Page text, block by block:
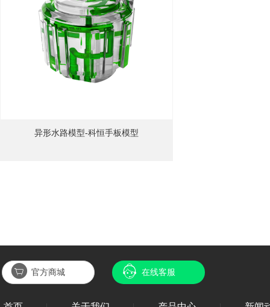
异形水路模型-科恒手板模型
官方商城 在线客服